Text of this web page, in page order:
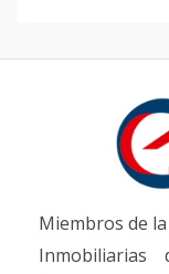
Miembros de
Inmobiliarias